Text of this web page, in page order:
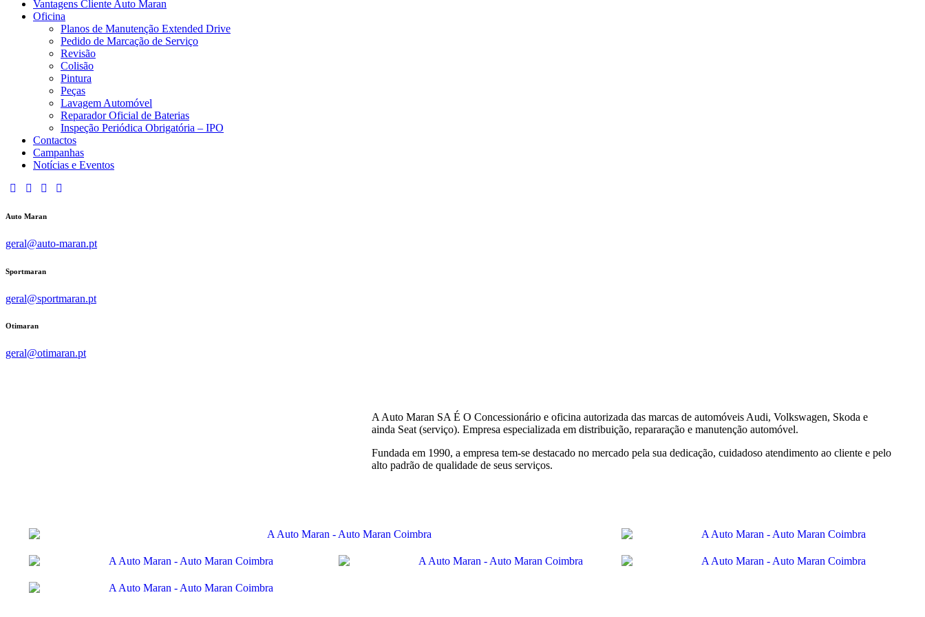
Vantagens Cliente Auto Maran
Oficina
Planos de Manutenção Extended Drive
Pedido de Marcação de Serviço
Revisão
Colisão
Pintura
Peças
Lavagem Automóvel
Reparador Oficial de Baterias
Inspeção Periódica Obrigatória – IPO
Contactos
Campanhas
Notícias e Eventos
Auto Maran
geral@auto-maran.pt
Sportmaran
geral@sportmaran.pt
Otimaran
geral@otimaran.pt
A Auto Maran SA É O Concessionário e oficina autorizada das marcas de automóveis Audi, Volkswagen, Skoda e
ainda Seat (serviço). Empresa especializada em distribuição, repararação e manutenção automóvel.
Fundada em 1990, a empresa tem-se destacado no mercado pela sua dedicação, cuidadoso atendimento ao cliente e pelo
alto padrão de qualidade de seus serviços.
Reparador Oficial de baterias